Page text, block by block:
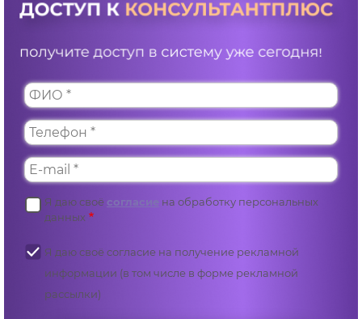
Я даю своё согласие на обработку персональных
данных
Я даю своё согласие на получение рекламной
информации (в том числе в форме рекламной
рассылки)